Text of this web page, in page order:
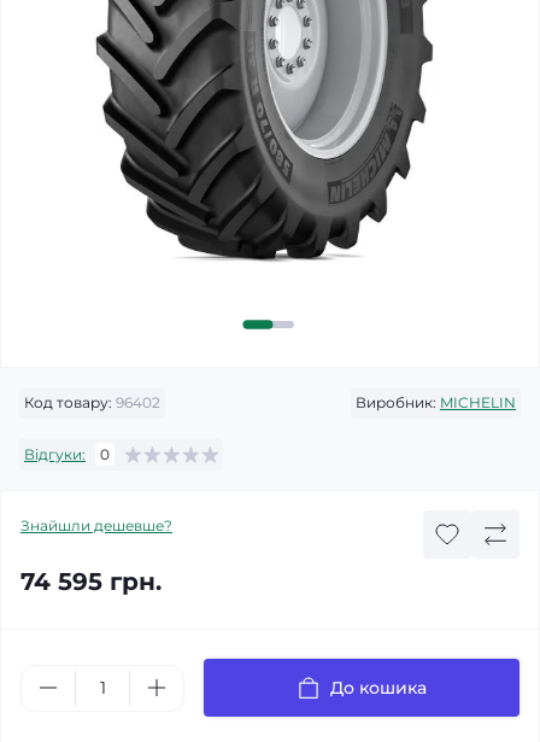
Код товару: 96402 Виробник: MICHELIN
Відгуки: 0
Знайшли дешевше?
74 595 грн.
До кошика